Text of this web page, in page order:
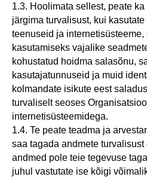
1.3. Hoolimata sellest, peate
järgima turvalisust, kui
teenuseid ja
kasutamiseks vajalike
kohustatud hoidma salasõnu,
kasutajatunnuseid ja muid
kolmandate isikute eest
turvaliselt seoses
internetisüsteemidega.
1.4. Te peate teadma ja
saa tagada andmete
andmed pole teie tegevuse
juhul vastutate ise kõigi